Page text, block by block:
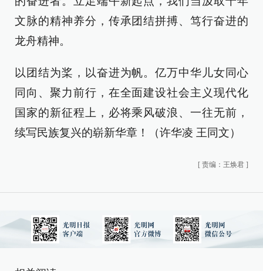
文脉的精神养分，传承团结拼搏、笃行奋进的
龙舟精神。
以团结为桨，以奋进为帆。亿万中华儿女同心
同向、聚力前行，在全面建设社会主义现代化
国家的新征程上，必将乘风破浪、一往无前，
续写民族复兴的崭新华章！（许华凌 王同文）
[ 责编：王焕君 ]